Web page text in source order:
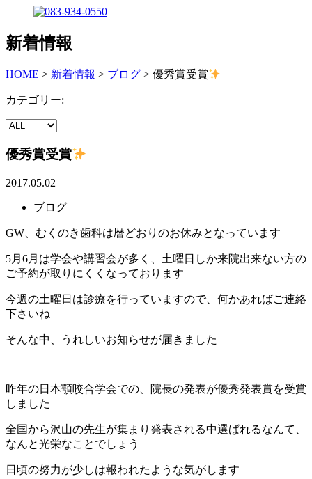
新着情報
HOME > 新着情報 > ブログ > 優秀賞受賞
カテゴリー:
優秀賞受賞
2017.05.02
ブログ
GW、むくのき歯科は暦どおりのお休みとなっています
5月6月は学会や講習会が多く、土曜日しか来院出来ない方の
ご予約が取りにくくなっております
今週の土曜日は診療を行っていますので、何かあればご連絡
下さいね
そんな中、うれしいお知らせが届きました
昨年の日本顎咬合学会での、院長の発表が優秀発表賞を受賞
しました
全国から沢山の先生が集まり発表される中選ばれるなんて、
なんと光栄なことでしょう
日頃の努力が少しは報われたような気がします